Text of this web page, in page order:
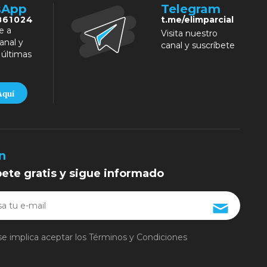
gratis y sigue informado
implica aceptar los Términos y Condiciones
a
y
últimas
Telegram
t.me/elimparcial
Visita nuestro
canal y suscríbete